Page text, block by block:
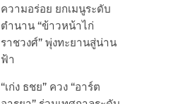
ความอร่อย ยกเมนูระดับ
ตำนาน “ข้าวหน้าไก่
ราชวงศ์” พุ่งทะยานสู่น่าน
ฟ้า
“เก่ง ธชย” ควง “อาร์ต